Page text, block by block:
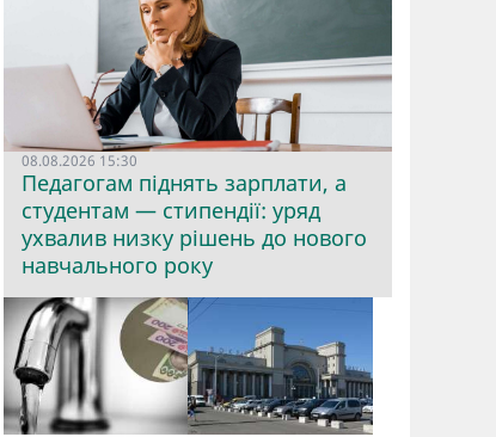
08.08.2026 15:30
Педагогам піднять зарплати, а
студентам — стипендії: уряд
ухвалив низку рішень до нового
навчального року